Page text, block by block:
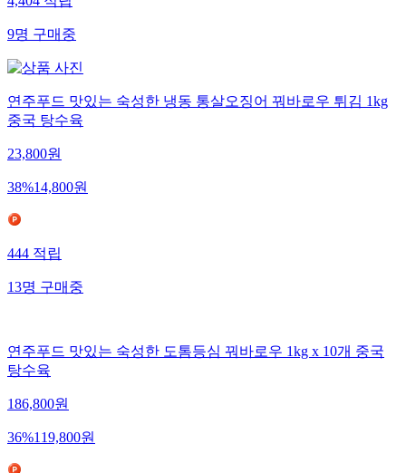
4,404적립
9명구매중
연주푸드 맛있는 숙성한 냉동 통살오징어 꿔바로우 튀김 1kg
중국 탕수육
23,800원
38%14,800원
444적립
13명구매중
연주푸드 맛있는 숙성한 도톰등심 꿔바로우 1kg x 10개 중국
탕수육
186,800원
36%119,800원